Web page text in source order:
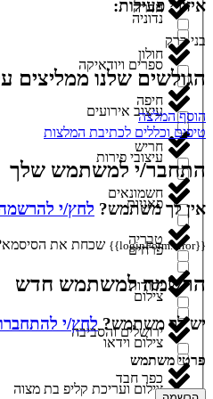
נדוניה
ספרים ויודאיקה
עיצוב אירועים
עיצובי פירות
פאניות
פרחים
צילום
צילום וידאו
צילום ועריכת קליפ בת מצוה
חדרה
חולון
חיפה
חריש
חשמונאים
טבריה
יסודות
ירושלים והסביבה
כפר חבד
איזורי פעילות:
בני ברק
הגולשים שלנו ממליצים
הוסף המלצה
טיפים וכללים לכתיבת המלצות
התחבר/י למשתמש שלך
אין לך משתמש? לחץ/י
{{loginForm.error}} שכחת את
הרשמה למשתמש חדש
יש לך משתמש?לחץ/י
פרטי משתמש